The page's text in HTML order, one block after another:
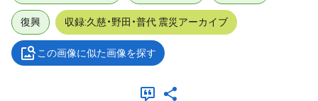
復興 収録:久慈・野田・普代 震災アーカイブ
この画像に似た画像を探す